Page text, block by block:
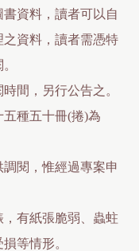
資料，讀者可以自
資料，讀者需憑特
間，另行公告之。
種五十冊(捲)為
閱，惟經過專案申
有紙張脆弱、蟲蛀
等情形。